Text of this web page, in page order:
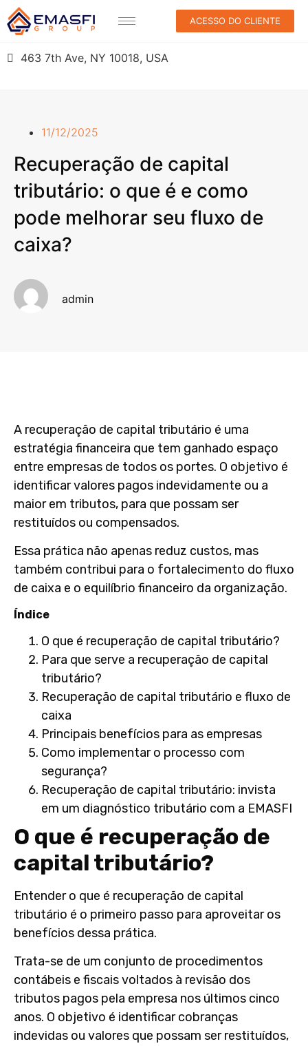
ACESSO DO CLIENTE
463 7th Ave, NY 10018, USA
11/12/2025
Recuperação de capital
tributário: o que é e como
pode melhorar seu fluxo de
caixa?
admin
A recuperação de capital tributário é uma
estratégia financeira que tem ganhado espaço
entre empresas de todos os portes. O objetivo é
identificar valores pagos indevidamente ou a
maior em tributos, para que possam ser
restituídos ou compensados.
Essa prática não apenas reduz custos, mas
também contribui para o fortalecimento do fluxo
de caixa e o equilíbrio financeiro da organização.
Índice
O que é recuperação de capital tributário?
Para que serve a recuperação de capital
tributário?
Recuperação de capital tributário e fluxo de
caixa
Principais benefícios para as empresas
Como implementar o processo com
segurança?
Recuperação de capital tributário: invista
em um diagnóstico tributário com a EMASFI
O que é recuperação de
capital tributário?
Entendero que é recuperação de capital
tributário é o primeiro passo para aproveitar os
benefícios dessa prática.
Trata-se de um conjunto de procedimentos
contábeis e fiscais voltados à revisão dos
tributos pagos pela empresa nos últimos cinco
anos. O objetivo é identificar cobranças
indevidas ou valores que possam ser restituídos,